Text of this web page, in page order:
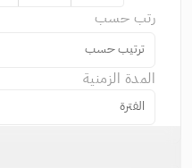
رتب حسب
ترتيب حسب
المدة الزمنية
الفترة